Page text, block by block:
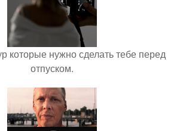
которые нужно сделать тебе перед
отпуском.